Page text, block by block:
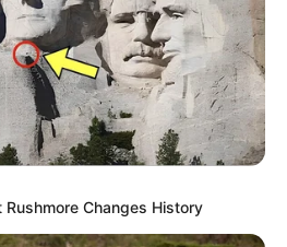
Changes History